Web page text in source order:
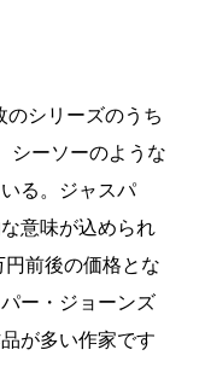
のシリーズのうち
シーソーのような
る。ジャスパ
意味が込められ
前後の価格とな
ー・ジョーンズ
が多い作家です